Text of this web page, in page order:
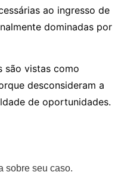
ao ingresso de
dominadas por
são vistas como
desconsideram a
de oportunidades.
sobre seu caso.